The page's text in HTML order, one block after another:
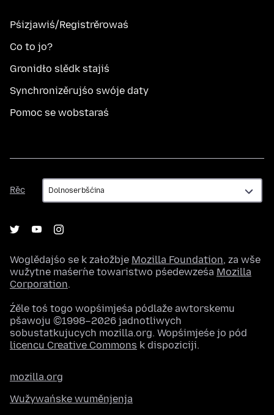
Pśizjawiś/Registrěrowaś
Co to jo?
Gronidło slědk stajiś
Synchronizěrujśo swóje daty
Pomoc se wobstaraś
Rěc
Rěc
Woglědajśo se k załožbje Mozilla Foundation, za wše
wužytne maśeŕne towaristwo pśedewześa Mozilla
Corporation.
Źěle toś togo wopśimjeśa pódlaže awtorskemu
pšawoju ©1998–2026 jadnotliwych
sobustatkujucych mozilla.org. Wopśimjeśe jo pód
licencu Creative Commons k dispoziciji.
mozilla.org
Wužywańske wuměnjenja